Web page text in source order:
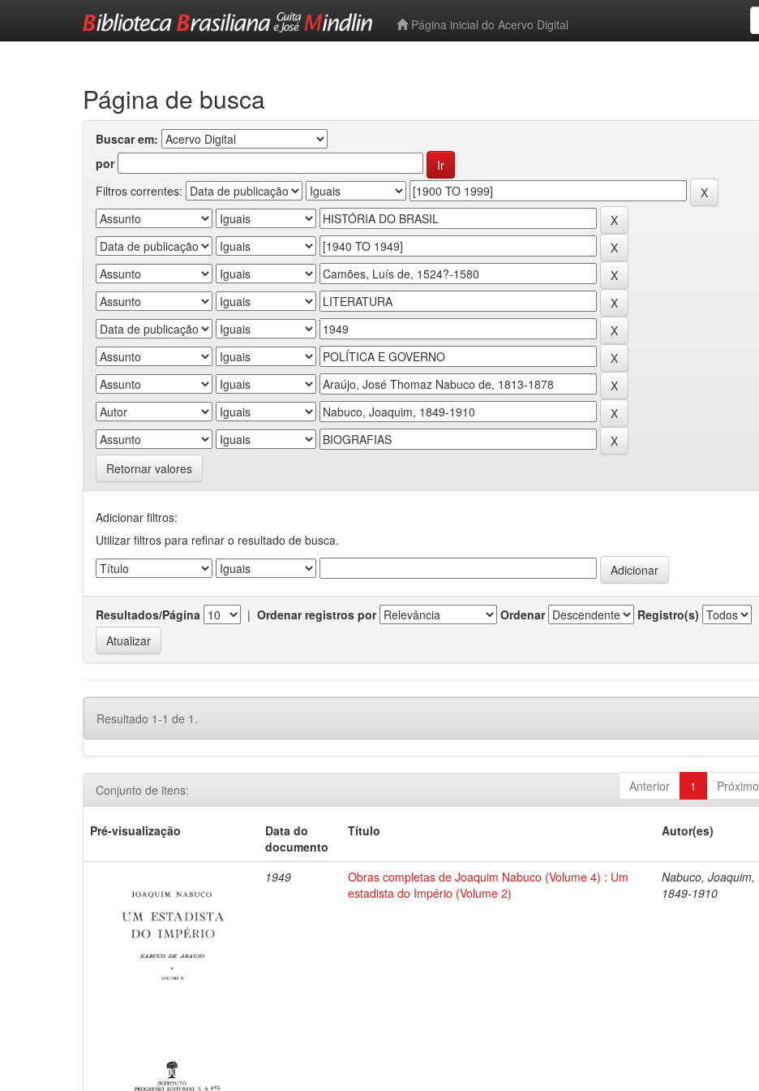
Página inicial do Acervo Digital
Página de busca
Buscar em:
por
Filtros correntes:
Retornar valores
Adicionar filtros:
Utilizar filtros para refinar o resultado de busca.
Resultados/Página | Ordenar registros por Ordenar Registro(s)
Resultado 1-1 de 1.
Anterior 1 Próximo
Conjunto de itens:
Pré-visualização
Data do
documento
Título Autor(es)
1949
Obras completas de Joaquim Nabuco (Volume 4) : Um
estadista do Império (Volume 2)
Nabuco, Joaquim,
1849-1910